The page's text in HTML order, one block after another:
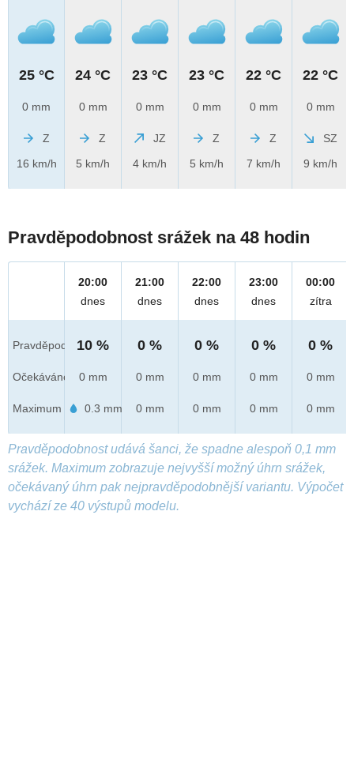
25 °C
0 mm
Z
16 km/h
24 °C
0 mm
Z
5 km/h
23 °C
0 mm
JZ
4 km/h
23 °C
0 mm
Z
5 km/h
22 °C
0 mm
Z
7 km/h
22 °C
0 mm
SZ
9 km/h
Pravděpodobnost srážek na 48 hodin
Pravděpod.
Očekáváno
Maximum
20:00
dnes
10 %
0 mm
0.3 mm
21:00
dnes
0 %
0 mm
0 mm
22:00
dnes
0 %
0 mm
0 mm
23:00
dnes
0 %
0 mm
0 mm
00:00
zítra
0 %
0 mm
0 mm
Pravděpodobnost udává šanci, že spadne alespoň 0,1 mm
srážek. Maximum zobrazuje nejvyšší možný úhrn srážek,
očekávaný úhrn pak nejpravděpodobnější variantu. Výpočet
vychází ze 40 výstupů modelu.